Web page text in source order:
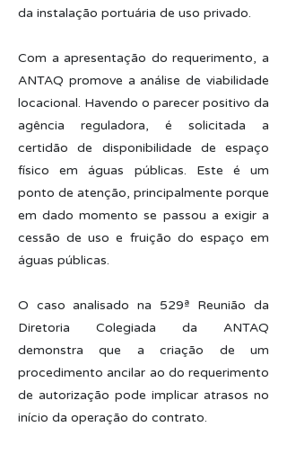
da instalação portuária de uso privado.
Com a apresentação do requerimento, a
ANTAQ promove a análise de viabilidade
locacional. Havendo o parecer positivo da
agência reguladora, é solicitada a
certidão de disponibilidade de espaço
físico em águas públicas. Este é um
ponto de atenção, principalmente porque
em dado momento se passou a exigir a
cessão de uso e fruição do espaço em
águas públicas.
O caso analisado na 529ª Reunião da
Diretoria Colegiada da ANTAQ
demonstra que a criação de um
procedimento ancilar ao do requerimento
de autorização pode implicar atrasos no
início da operação do contrato.